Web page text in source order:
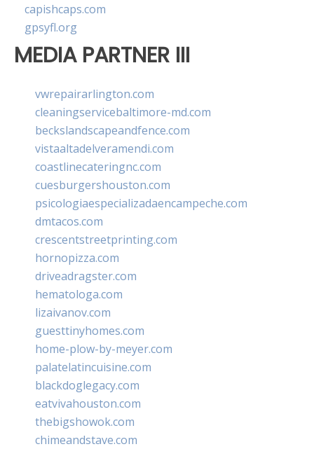
capishcaps.com
gpsyfl.org
MEDIA PARTNER III
vwrepairarlington.com
cleaningservicebaltimore-md.com
beckslandscapeandfence.com
vistaaltadelveramendi.com
coastlinecateringnc.com
cuesburgershouston.com
psicologiaespecializadaencampeche.com
dmtacos.com
crescentstreetprinting.com
hornopizza.com
driveadragster.com
hematologa.com
lizaivanov.com
guesttinyhomes.com
home-plow-by-meyer.com
palatelatincuisine.com
blackdoglegacy.com
eatvivahouston.com
thebigshowok.com
chimeandstave.com